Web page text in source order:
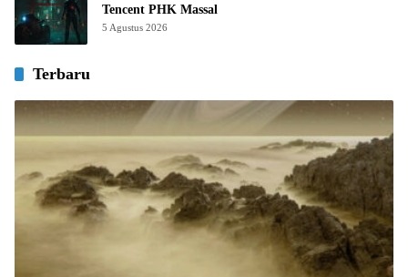
Tencent PHK Massal
5 Agustus 2026
Terbaru